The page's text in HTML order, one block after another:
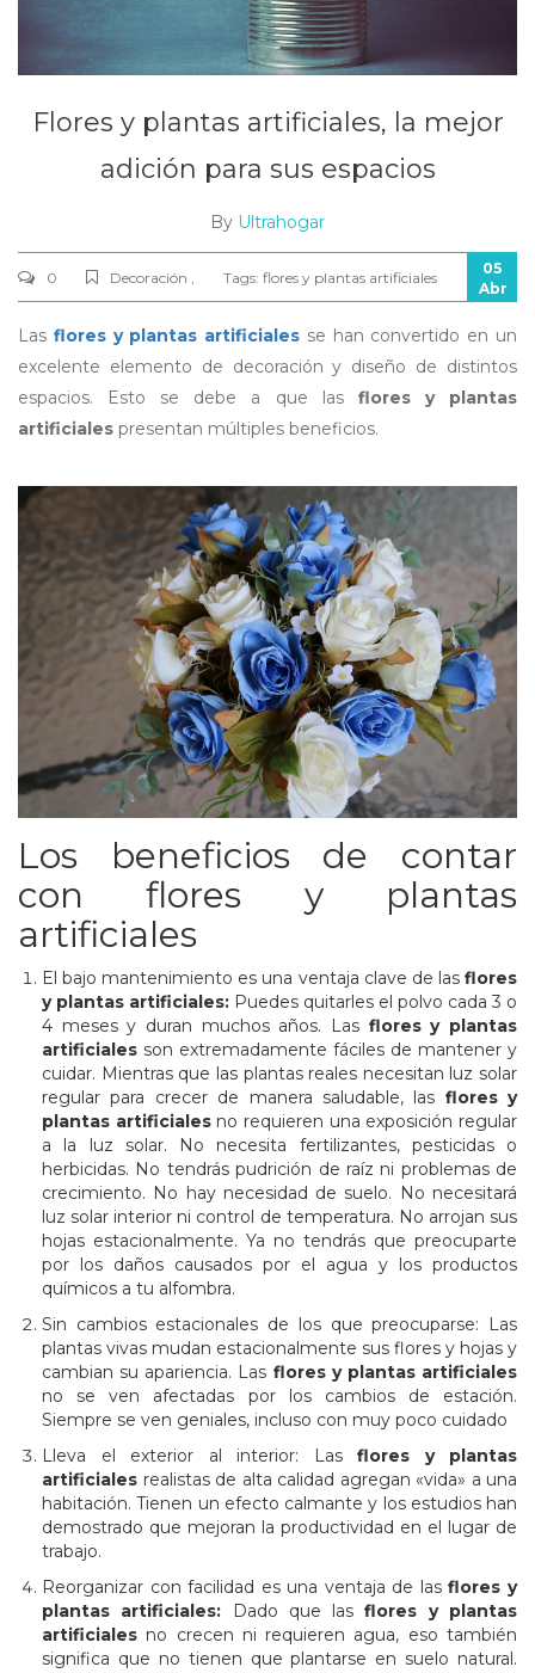
Flores y plantas artificiales, la mejor
adición para sus espacios
By Ultrahogar
0 Decoración , Tags: flores y plantas artificiales
05
Abr
Las flores y plantas artificiales se han convertido en un
excelente elemento de decoración y diseño de distintos
espacios. Esto se debe a que las flores y plantas
artificiales presentan múltiples beneficios.
Los beneficios de contar
con flores y plantas
artificiales
El bajo mantenimiento es una ventaja clave de las flores
y plantas artificiales: Puedes quitarles el polvo cada 3 o
4 meses y duran muchos años. Las flores y plantas
artificiales son extremadamente fáciles de mantener y
cuidar. Mientras que las plantas reales necesitan luz solar
regular para crecer de manera saludable, las flores y
plantas artificialesno requieren una exposición regular
a la luz solar. No necesita fertilizantes, pesticidas o
herbicidas. No tendrás pudrición de raíz ni problemas de
crecimiento. No hay necesidad de suelo. No necesitará
luz solar interior ni control de temperatura. No arrojan sus
hojas estacionalmente. Ya no tendrás que preocuparte
por los daños causados por el agua y los productos
químicos a tu alfombra.
Sin cambios estacionales de los que preocuparse: Las
plantas vivas mudan estacionalmente sus flores y hojas y
cambian su apariencia. Las flores y plantas artificiales
no se ven afectadas por los cambios de estación.
Siempre se ven geniales, incluso con muy poco cuidado
Lleva el exterior al interior: Las flores y plantas
artificiales realistas de alta calidad agregan «vida» a una
habitación. Tienen un efecto calmante y los estudios han
demostrado que mejoran la productividad en el lugar de
trabajo.
Reorganizar con facilidad es una ventaja de lasflores y
plantas artificiales: Dado que lasflores y plantas
artificiales no crecen ni requieren agua, eso también
significa que no tienen que plantarse en suelo natural.